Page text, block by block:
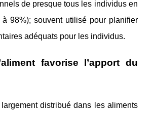
de presque tous les individus en
à 98%); souvent utilisé pour planifier
adéquats pour les individus.
favorise l’apport du
distribué dans les aliments